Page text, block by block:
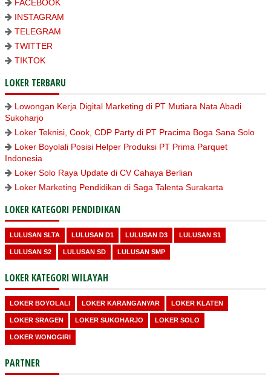
FACEBOOK
INSTAGRAM
TELEGRAM
TWITTER
TIKTOK
LOKER TERBARU
Lowongan Kerja Digital Marketing di PT Mutiara Nata Abadi
Sukoharjo
Loker Teknisi, Cook, CDP Party di PT Pracima Boga Sana Solo
Loker Boyolali Posisi Helper Produksi PT Prima Parquet
Indonesia
Loker Solo Raya Update di CV Cahaya Berlian
Loker Marketing Pendidikan di Saga Talenta Surakarta
LOKER KATEGORI PENDIDIKAN
LULUSAN SLTA LULUSAN D1 LULUSAN D3 LULUSAN S1
LULUSAN S2 LULUSAN SD LULUSAN SMP
LOKER KATEGORI WILAYAH
LOKER BOYOLALI LOKER KARANGANYAR LOKER KLATEN
LOKER SRAGEN LOKER SUKOHARJO LOKER SOLO
LOKER WONOGIRI
PARTNER